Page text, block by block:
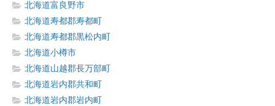
北海道富良野市
北海道寿都郡寿都町
北海道寿都郡黒松内町
北海道小樽市
北海道山越郡長万部町
北海道岩内郡共和町
北海道岩内郡岩内町